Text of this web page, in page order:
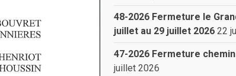
48-2026 Fermeture le
juillet au 29 juillet 2026 22
47-2026 Fermeture
juillet 2026